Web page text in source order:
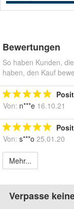
Bewertungen
So haben Kunden,
haben, den Kauf
Von: n***e 16.10.21
Von: s***o 25.01.20
Mehr...
Verpasse